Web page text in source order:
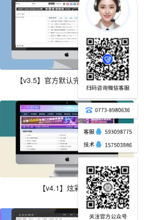
【v3.5】官方默认完整整站模板!
【v4.1】炫彩模版